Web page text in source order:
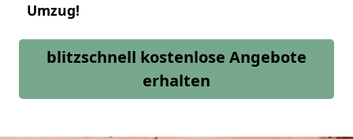
Umzug!
blitzschnell kostenlose Angebote
erhalten